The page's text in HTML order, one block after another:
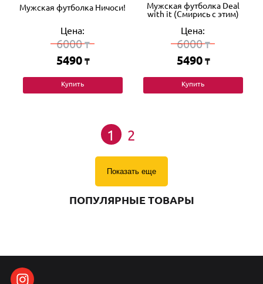
Мужская футболка Ничоси!
Цена:
6000₸
5490 ₸
Купить
Мужская футболка Deal
with it (Смирись с этим)
Цена:
6000₸
5490 ₸
Купить
1 2
Показать еще
ПОПУЛЯРНЫЕ ТОВАРЫ